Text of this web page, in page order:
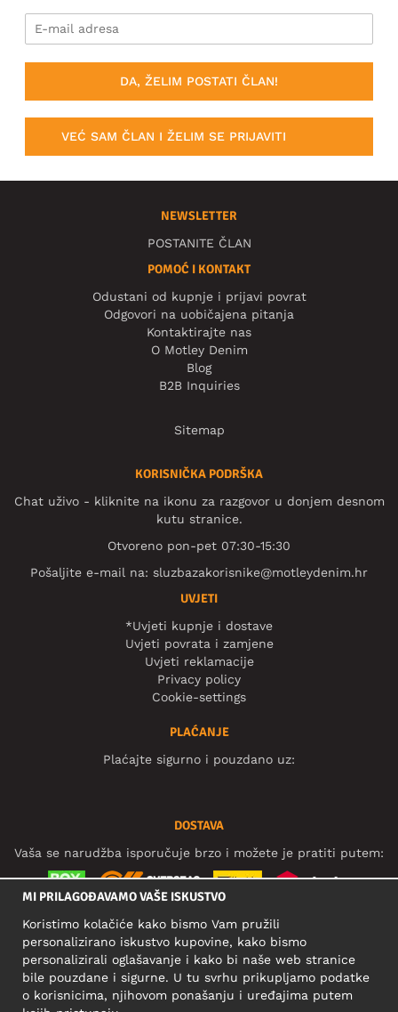
DA, ŽELIM POSTATI ČLAN!
VEĆ SAM ČLAN I ŽELIM SE PRIJAVITI
NEWSLETTER
POSTANITE ČLAN
POMOĆ I KONTAKT
Odustani od kupnje i prijavi povrat
Odgovori na uobičajena pitanja
Kontaktirajte nas
O Motley Denim
Blog
B2B Inquiries
Sitemap
KORISNIČKA PODRŠKA
Chat uživo - kliknite na ikonu za razgovor u donjem desnom
kutu stranice.
Otvoreno pon-pet 07:30-15:30
Pošaljite e-mail na: sluzbazakorisnike@motleydenim.hr
UVJETI
*Uvjeti kupnje i dostave
Uvjeti povrata i zamjene
Uvjeti reklamacije
Privacy policy
Cookie-settings
PLAĆANJE
Plaćajte sigurno i pouzdano uz:
DOSTAVA
Vaša se narudžba isporučuje brzo i možete je pratiti putem:
DRUŠTVENE MREŽE
POSLOVNA ADRESA
MI PRILAGOĐAVAMO VAŠE ISKUSTVO
Koristimo kolačiće kako bismo Vam pružili
personalizirano iskustvo kupovine, kako bismo
personalizirali oglašavanje i kako bi naše web stranice
bile pouzdane i sigurne. U tu svrhu prikupljamo podatke
o korisnicima, njihovom ponašanju i uređajima putem